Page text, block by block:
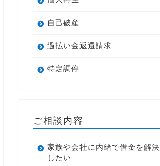
自己破産
過払い金返還請求
特定調停
ご相談内容
家族や会社に内緒で借金を解決
したい